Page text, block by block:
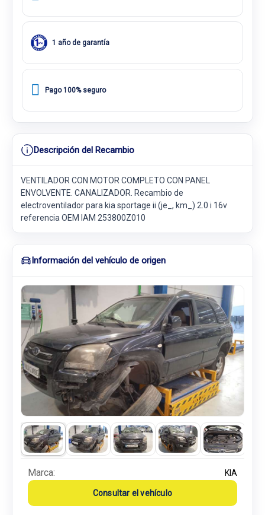
1 año de garantía
Pago 100% seguro
Descripción del Recambio
VENTILADOR CON MOTOR COMPLETO CON PANEL
ENVOLVENTE. CANALIZADOR. Recambio de
electroventilador para kia sportage ii (je_, km_) 2.0 i 16v
referencia OEM IAM 253800Z010
Información del vehículo de origen
Marca: KIA
Consultar el vehículo